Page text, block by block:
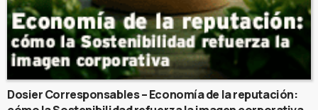
Dosier Corresponsables – Economía de la reputación: